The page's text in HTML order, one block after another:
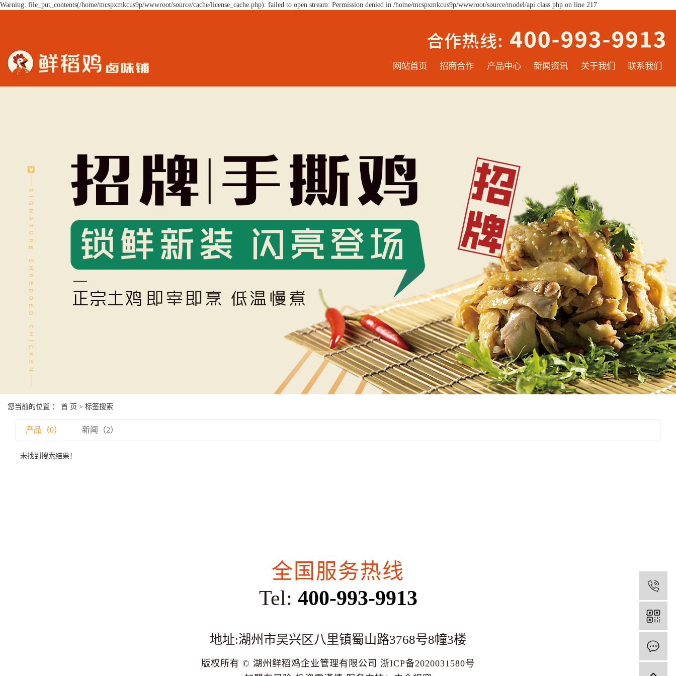
Warning: file_put_contents(/home/mcspxmkcus9p/wwwroot/source/cache/license_cache.php): failed to open stream: Permission denied in /home/mcspxmkcus9p/wwwroot/source/model/api.class.php on line 217
网站首页 招商合作 产品中心 新闻资讯 关于我们 联系我们
您当前的位置 ： 首 页 > 标签搜索
产品（0） 新闻（2）
未找到搜索结果！
全国服务热线
Tel: 400-993-9913
地址:湖州市吴兴区八里镇蜀山路3768号8幢3楼
版权所有 © 湖州鲜稻鸡企业管理有限公司 浙ICP备2020031580号